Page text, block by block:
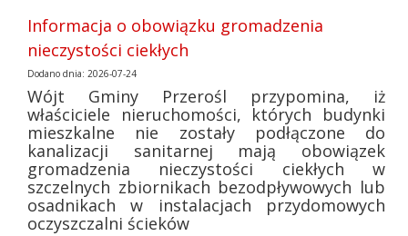
Informacja o obowiązku gromadzenia
nieczystości ciekłych
Dodano dnia: 2026-07-24
Wójt Gminy Przerośl przypomina, iż
właściciele nieruchomości, których budynki
mieszkalne nie zostały podłączone do
kanalizacji sanitarnej mają obowiązek
gromadzenia nieczystości ciekłych w
szczelnych zbiornikach bezodpływowych lub
osadnikach w instalacjach przydomowych
oczyszczalni ścieków